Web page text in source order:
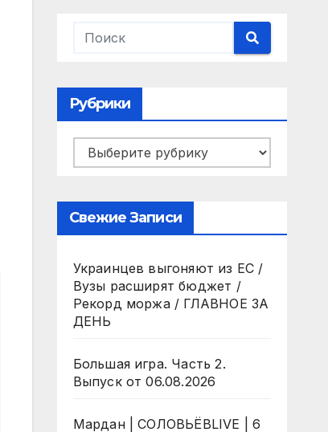
Рубрики
Рубрики
Свежие Записи
Украинцев выгоняют из ЕС /
Вузы расширят бюджет /
Рекорд моржа / ГЛАВНОЕ ЗА
ДЕНЬ
Большая игра. Часть 2.
Выпуск от 06.08.2026
Мардан | СОЛОВЬЁВLIVE | 6